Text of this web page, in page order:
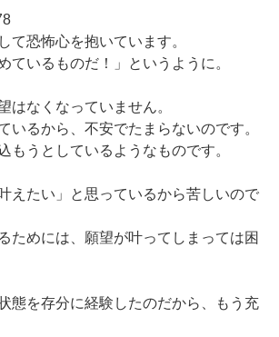
て恐怖心を抱いています。
ているものだ！」というように。
はなくなっていません。
いるから、不安でたまらないのです。
もうとしているようなものです。
えたい」と思っているから苦しいので
ためには、願望が叶ってしまっては困
態を存分に経験したのだから、もう充